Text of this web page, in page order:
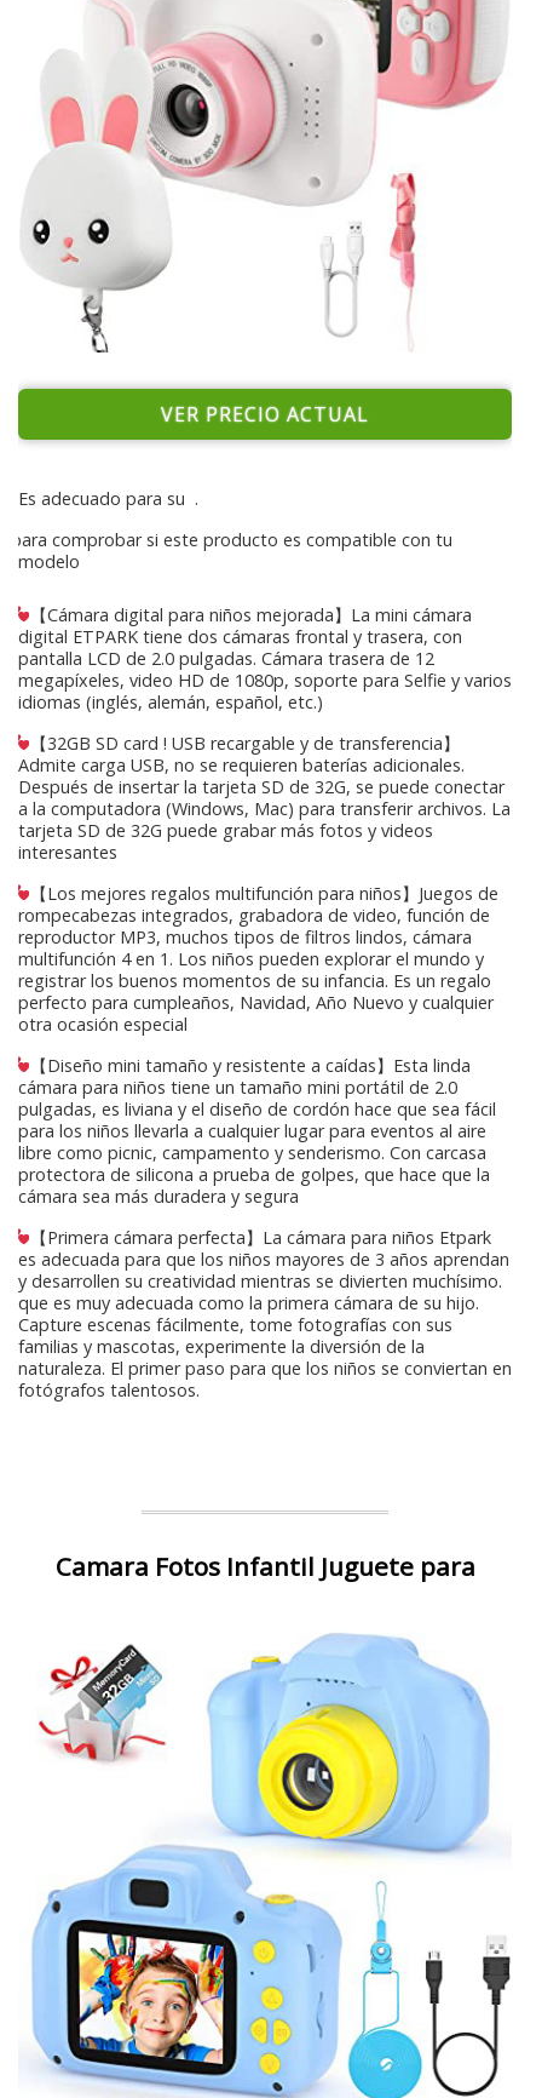
VER PRECIO ACTUAL
Es adecuado para su .
para comprobar si este producto es compatible con tu
modelo
【Cámara digital para niños mejorada】La mini cámara
digital ETPARK tiene dos cámaras frontal y trasera, con
pantalla LCD de 2.0 pulgadas. Cámara trasera de 12
megapíxeles, video HD de 1080p, soporte para Selfie y varios
idiomas (inglés, alemán, español, etc.)
【32GB SD card ! USB recargable y de transferencia】
Admite carga USB, no se requieren baterías adicionales.
Después de insertar la tarjeta SD de 32G, se puede conectar
a la computadora (Windows, Mac) para transferir archivos. La
tarjeta SD de 32G puede grabar más fotos y videos
interesantes
【Los mejores regalos multifunción para niños】Juegos de
rompecabezas integrados, grabadora de video, función de
reproductor MP3, muchos tipos de filtros lindos, cámara
multifunción 4 en 1. Los niños pueden explorar el mundo y
registrar los buenos momentos de su infancia. Es un regalo
perfecto para cumpleaños, Navidad, Año Nuevo y cualquier
otra ocasión especial
【Diseño mini tamaño y resistente a caídas】Esta linda
cámara para niños tiene un tamaño mini portátil de 2.0
pulgadas, es liviana y el diseño de cordón hace que sea fácil
para los niños llevarla a cualquier lugar para eventos al aire
libre como picnic, campamento y senderismo. Con carcasa
protectora de silicona a prueba de golpes, que hace que la
cámara sea más duradera y segura
【Primera cámara perfecta】La cámara para niños Etpark
es adecuada para que los niños mayores de 3 años aprendan
y desarrollen su creatividad mientras se divierten muchísimo.
que es muy adecuada como la primera cámara de su hijo.
Capture escenas fácilmente, tome fotografías con sus
familias y mascotas, experimente la diversión de la
naturaleza. El primer paso para que los niños se conviertan en
fotógrafos talentosos.
Camara Fotos Infantil Juguete para